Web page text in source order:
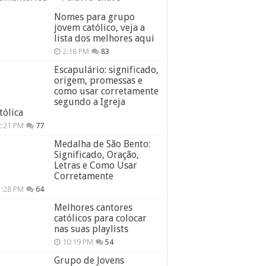
Nomes para grupo
jovem católico, veja a
lista dos melhores aqui
2:18 PM 83
Escapulário: significado,
origem, promessas e
como usar corretamente
segundo a Igreja
PM 77
Medalha de São Bento:
Significado, Oração,
Letras e Como Usar
Corretamente
PM 64
Melhores cantores
católicos para colocar
nas suas playlists
10:19 PM 54
Grupo de Jovens